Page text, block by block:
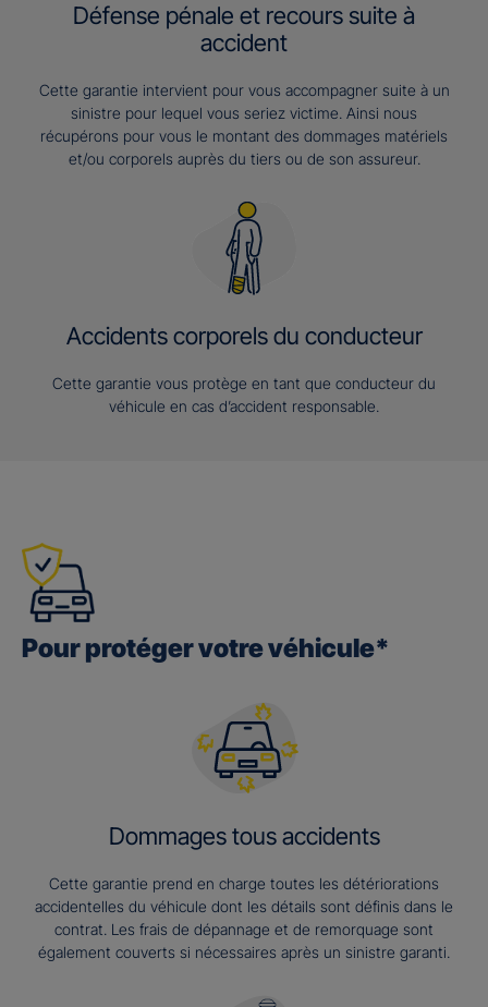
Défense pénale et recours suite à
accident
Cette garantie intervient pour vous accompagner suite à un
sinistre pour lequel vous seriez victime. Ainsi nous
récupérons pour vous le montant des dommages matériels
et/ou corporels auprès du tiers ou de son assureur.
Accidents corporels du conducteur
Cette garantie vous protège en tant que conducteur du
véhicule en cas d’accident responsable.
Pour protéger votre véhicule*
Dommages tous accidents
Cette garantie prend en charge toutes les détériorations
accidentelles du véhicule dont les détails sont définis dans le
contrat. Les frais de dépannage et de remorquage sont
également couverts si nécessaires après un sinistre garanti.